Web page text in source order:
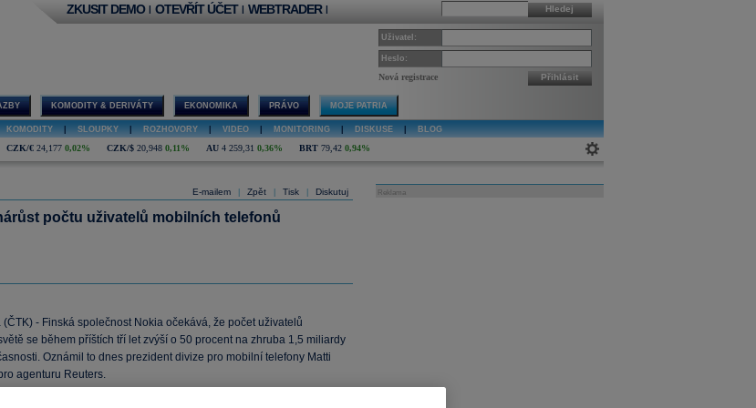
Hledej
ZKUSIT DEMO | OTEVŘÍT ÚČET | WEBTRADER |
Uživatel:
Heslo:
Nová registrace Přihlásit
KOMODITY & DERIVÁTY EKONOMIKA PRÁVO MOJE PATRIA
KOMODITY SLOUPKY ROZHOVORY VIDEO MONITORING DISKUSE BLOG
CZK/€ 24,177 0,02% CZK/$ 20,948 0,11% AU 4 259,31 0,36% BRT 79,42 0,94%
E-mailem Zpět Tisk Diskutuj
počtu uživatelů mobilních telefonů
- Finská společnost Nokia očekává, že počet uživatelů
se během příštích tří let zvýší o 50 procent na zhruba 1,5 miliardy
Oznámil to dnes prezident divize pro mobilní telefony Matti
agenturu Reuters.
Reklama